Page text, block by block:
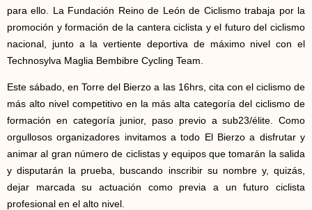
para ello. La Fundación Reino de León de Ciclismo trabaja por la
promoción y formación de la cantera ciclista y el futuro del ciclismo
nacional, junto a la vertiente deportiva de máximo nivel con el
Technosylva Maglia Bembibre Cycling Team.
Este sábado, en Torre del Bierzo a las 16hrs, cita con el ciclismo de
más alto nivel competitivo en la más alta categoría del ciclismo de
formación en categoría junior, paso previo a sub23/élite. Como
orgullosos organizadores invitamos a todo El Bierzo a disfrutar y
animar al gran número de ciclistas y equipos que tomarán la salida
y disputarán la prueba, buscando inscribir su nombre y, quizás,
dejar marcada su actuación como previa a un futuro ciclista
profesional en el alto nivel.